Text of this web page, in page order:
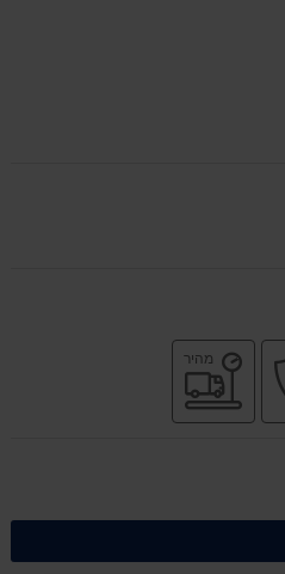
קניה
בטוחה
מהיר